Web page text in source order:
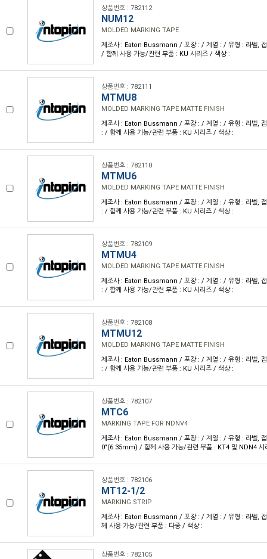
상품번호 : 782112
NUM12
MOLDED MARKING TAPE
제조사 : Eaton Bussmann / 포장 : / 계열 : / 유형 : 라벨,
/ 함께 사용 가능/관련 부품 : KU 시리즈 / 색상 :
상품번호 : 782111
MTMU8
MOLDED MARKING TAPE MATTE FINISH
제조사 : Eaton Bussmann / 포장 : / 계열 : / 유형 : 라벨,
: / 함께 사용 가능/관련 부품 : KU 시리즈 / 색상 :
상품번호 : 782110
MTMU6
MOLDED MARKING TAPE MATTE FINISH
제조사 : Eaton Bussmann / 포장 : / 계열 : / 유형 : 라벨,
: / 함께 사용 가능/관련 부품 : KU 시리즈 / 색상 :
상품번호 : 782109
MTMU4
MOLDED MARKING TAPE MATTE FINISH
제조사 : Eaton Bussmann / 포장 : / 계열 : / 유형 : 라벨,
: / 함께 사용 가능/관련 부품 : KU 시리즈 / 색상 :
상품번호 : 782108
MTMU12
MOLDED MARKING TAPE MATTE FINISH
제조사 : Eaton Bussmann / 포장 : / 계열 : / 유형 : 라벨,
: / 함께 사용 가능/관련 부품 : KU 시리즈 / 색상 :
상품번호 : 782107
MTC6
MARKING TAPE FOR NDNV4
제조사 : Eaton Bussmann / 포장 : / 계열 : / 유형 : 라벨,
0"(6.35mm) / 함께 사용 가능/관련 부품 : KT4 및 NDN4 시
상품번호 : 782106
MT12-1/2
MARKING STRIP
제조사 : Eaton Bussmann / 포장 : / 계열 : / 유형 : 라벨,
께 사용 가능/관련 부품 : 다중 / 색상 :
상품번호 : 782105